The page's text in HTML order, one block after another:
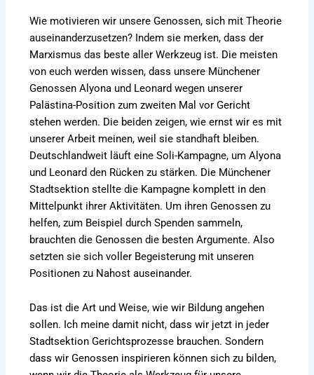
Wie motivieren wir unsere Genossen, sich mit Theorie
auseinanderzusetzen? Indem sie merken, dass der
Marxismus das beste aller Werkzeug ist. Die meisten
von euch werden wissen, dass unsere Münchener
Genossen Alyona und Leonard wegen unserer
Palästina-Position zum zweiten Mal vor Gericht
stehen werden. Die beiden zeigen, wie ernst wir es mit
unserer Arbeit meinen, weil sie standhaft bleiben.
Deutschlandweit läuft eine Soli-Kampagne, um Alyona
und Leonard den Rücken zu stärken. Die Münchener
Stadtsektion stellte die Kampagne komplett in den
Mittelpunkt ihrer Aktivitäten. Um ihren Genossen zu
helfen, zum Beispiel durch Spenden sammeln,
brauchten die Genossen die besten Argumente. Also
setzten sie sich voller Begeisterung mit unseren
Positionen zu Nahost auseinander.
Das ist die Art und Weise, wie wir Bildung angehen
sollen. Ich meine damit nicht, dass wir jetzt in jeder
Stadtsektion Gerichtsprozesse brauchen. Sondern
dass wir Genossen inspirieren können sich zu bilden,